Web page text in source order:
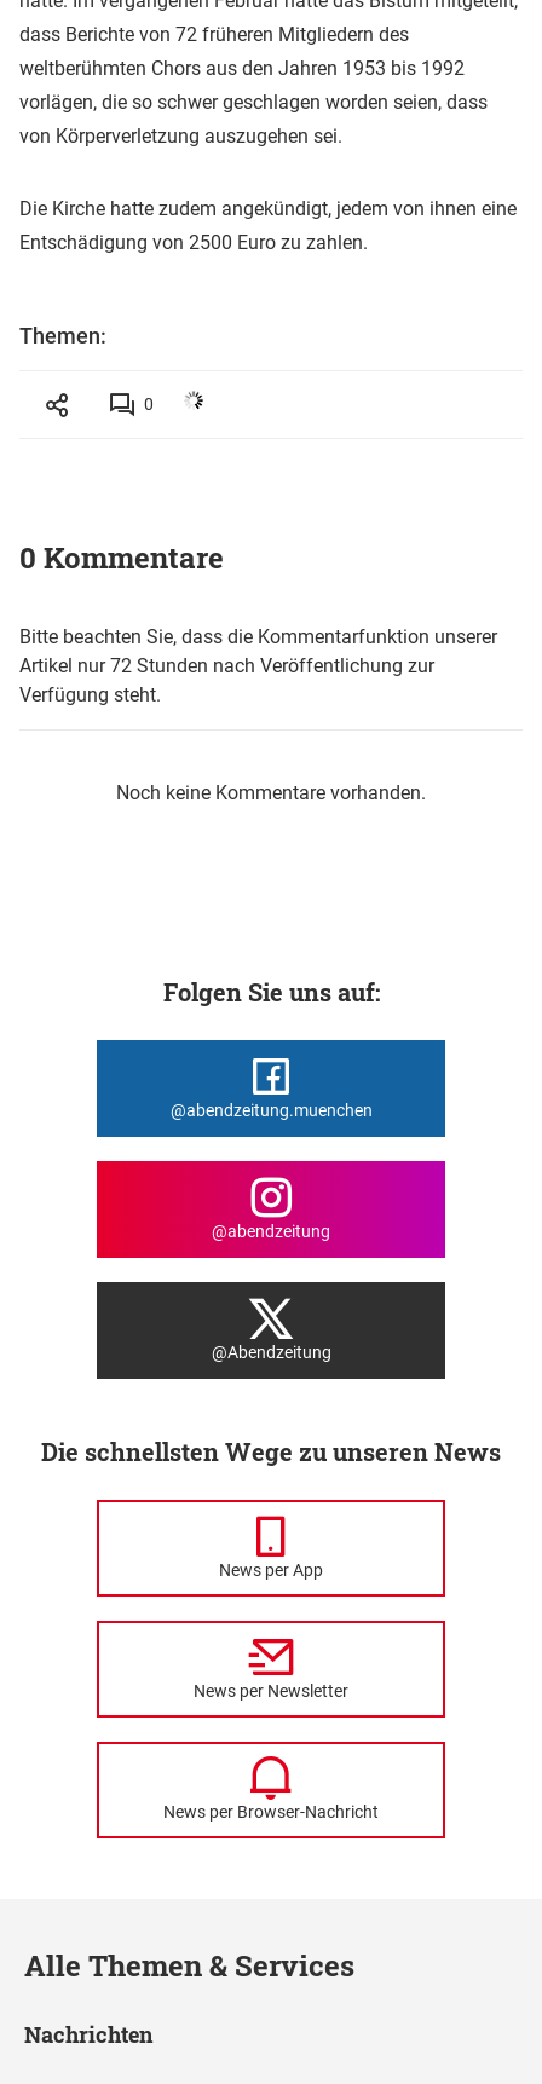
dass Berichte von 72 früheren Mitgliedern des
weltberühmten Chors aus den Jahren 1953 bis 1992
vorlägen, die so schwer geschlagen worden seien, dass
von Körperverletzung auszugehen sei.
Die Kirche hatte zudem angekündigt, jedem von ihnen eine
Entschädigung von 2500 Euro zu zahlen.
Themen:
0
0 Kommentare
Bitte beachten Sie, dass die Kommentarfunktion unserer
Artikel nur 72 Stunden nach Veröffentlichung zur
Verfügung steht.
Noch keine Kommentare vorhanden.
Folgen Sie uns auf:
@abendzeitung.muenchen
@abendzeitung
@Abendzeitung
Die schnellsten Wege zu unseren News
News per App
News per Newsletter
News per Browser-Nachricht
Alle Themen & Services
Nachrichten